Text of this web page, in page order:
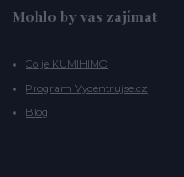
Mohlo by vas zajímat
Co je KUMIHIMO
Program Vycentrujse.cz
Blog